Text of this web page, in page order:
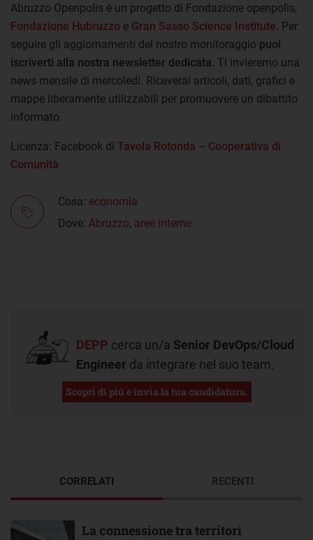
Abruzzo Openpolis è un progetto di Fondazione openpolis,
Fondazione Hubruzzo e Gran Sasso Science Institute . Per
seguire gli aggiornamenti del nostro monitoraggio puoi
iscriverti alla nostra newsletter dedicata. Ti invieremo una
news mensile di mercoledì. Riceverai articoli, dati, grafici e
mappe liberamente utilizzabili per promuovere un dibattito
informato.
Licenza: Facebook di Tavola Rotonda – Cooperativa di
Comunità
Cosa: economia
Dove: Abruzzo, aree interne
DEPP cerca un/a Senior DevOps/Cloud
Engineer da integrare nel suo team.
Scopri di più e invia la tua candidatura.
CORRELATI
La connessione tra territori
RECENTI